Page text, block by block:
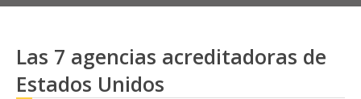
Las 7 agencias acreditadoras de
Estados Unidos